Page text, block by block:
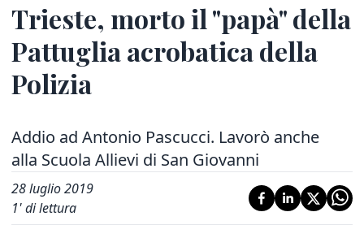
Trieste, morto il "papà" della
Pattuglia acrobatica della
Polizia
Addio ad Antonio Pascucci. Lavorò anche
alla Scuola Allievi di San Giovanni
28 luglio 2019
1' di lettura